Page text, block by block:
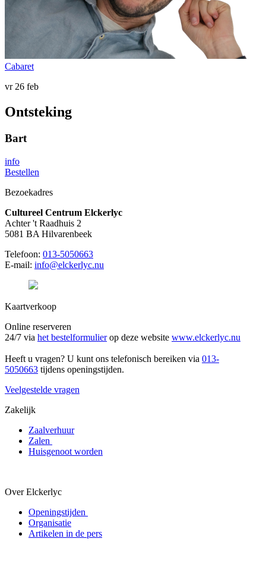
Cabaret
vr 26 feb
Ontsteking
Bart
info
Bestellen
Bezoekadres
Cultureel Centrum Elckerlyc
Achter 't Raadhuis 2
5081 BA Hilvarenbeek
Telefoon: 013-5050663
E-mail: info@elckerlyc.nu
Kaartverkoop
Online reserveren
24/7 via het bestelformulierop deze website www.elckerlyc.nu
Heeft u vragen? U kunt ons telefonisch bereiken via 013-
5050663 tijdens openingstijden.
Veelgestelde vragen
Zakelijk
Zaalverhuur
Zalen
Huisgenoot worden
Over Elckerlyc
Openingstijden
Organisatie
Artikelen in de pers